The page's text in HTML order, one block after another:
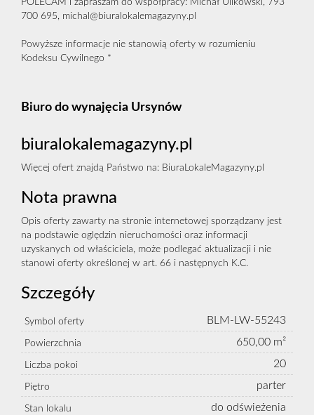
POLECAM i zapraszam do współpracy: Michał Ulikowski, 793
700 695, michal@biuralokalemagazyny.pl
Powyższe informacje nie stanowią oferty w rozumieniu
Kodeksu Cywilnego *
Biuro do wynajęcia Ursynów
biuralokalemagazyny.pl
Więcej ofert znajdą Państwo na: BiuraLokaleMagazyny.pl
Nota prawna
Opis oferty zawarty na stronie internetowej sporządzany jest
na podstawie oględzin nieruchomości oraz informacji
uzyskanych od właściciela, może podlegać aktualizacji i nie
stanowi oferty określonej w art. 66 i następnych K.C.
Szczegóły
Symbol oferty BLM-LW-55243
Powierzchnia 650,00 m²
Liczba pokoi 20
Piętro parter
Stan lokalu do odświeżenia